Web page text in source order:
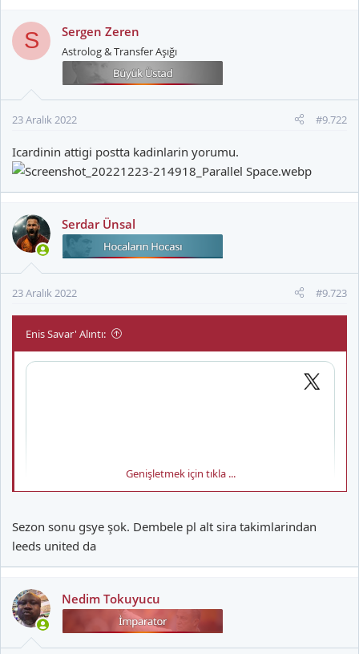
k
l
S Sergen Zeren
Astrolog & Transfer Aşığı
23 Aralık 2022 #9.722
Icardinin attigi postta kadinlarin yorumu.
Serdar Ünsal
23 Aralık 2022 #9.723
Enis Savar' Alıntı:
Genişletmek için tıkla ...
Sezon sonu gsye şok. Dembele pl alt sira takimlarindan
leeds united da
Nedim Tokuyucu